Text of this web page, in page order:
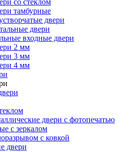
со стеклом
тамбурные
двери
двери
входные двери
2 мм
3 мм
4 мм
двери с фотопечатью
с зеркалом
с ковкой
двери